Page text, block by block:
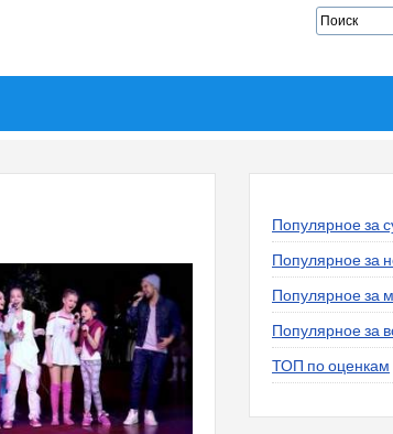
Популярное за
Популярное за
Популярное за
Популярное за
ТОП по оценкам